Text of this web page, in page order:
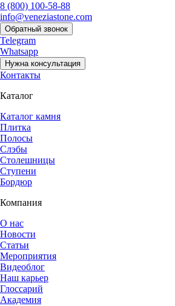
8 (800) 100-58-88
info@veneziastone.com
Обратный звонок
Telegram
Whatsapp
Нужна консультация
Контакты
Каталог
Каталог камня
Плитка
Полосы
Слэбы
Столешницы
Ступени
Бордюр
Компания
О нас
Новости
Статьи
Мероприятия
Видеоблог
Наш карьер
Глоссарий
Академия